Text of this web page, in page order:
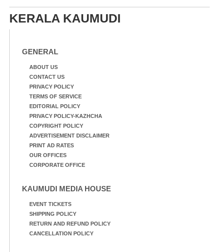
KERALA KAUMUDI
GENERAL
ABOUT US
CONTACT US
PRIVACY POLICY
TERMS OF SERVICE
EDITORIAL POLICY
PRIVACY POLICY-KAZHCHA
COPYRIGHT POLICY
ADVERTISEMENT DISCLAIMER
PRINT AD RATES
OUR OFFICES
CORPORATE OFFICE
KAUMUDI MEDIA HOUSE
EVENT TICKETS
SHIPPING POLICY
RETURN AND REFUND POLICY
CANCELLATION POLICY